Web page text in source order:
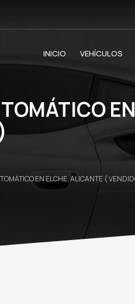
INICIO VEHÍCULOS
EN ELCHE, ALICANTE (